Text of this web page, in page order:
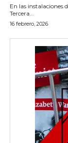
En las instalaciones
Tercera...
16 febrero, 2026